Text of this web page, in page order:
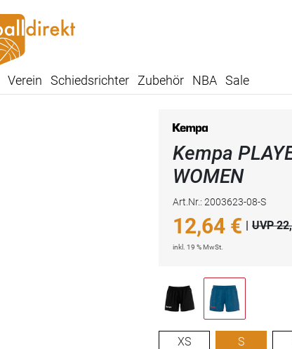
Verein Schiedsrichter Zubehör NBA Sale
Kempa
WOMEN
Art.Nr.: 2003623-08-S
12,64 € | UVP
inkl. 19 % MwSt.
XS S